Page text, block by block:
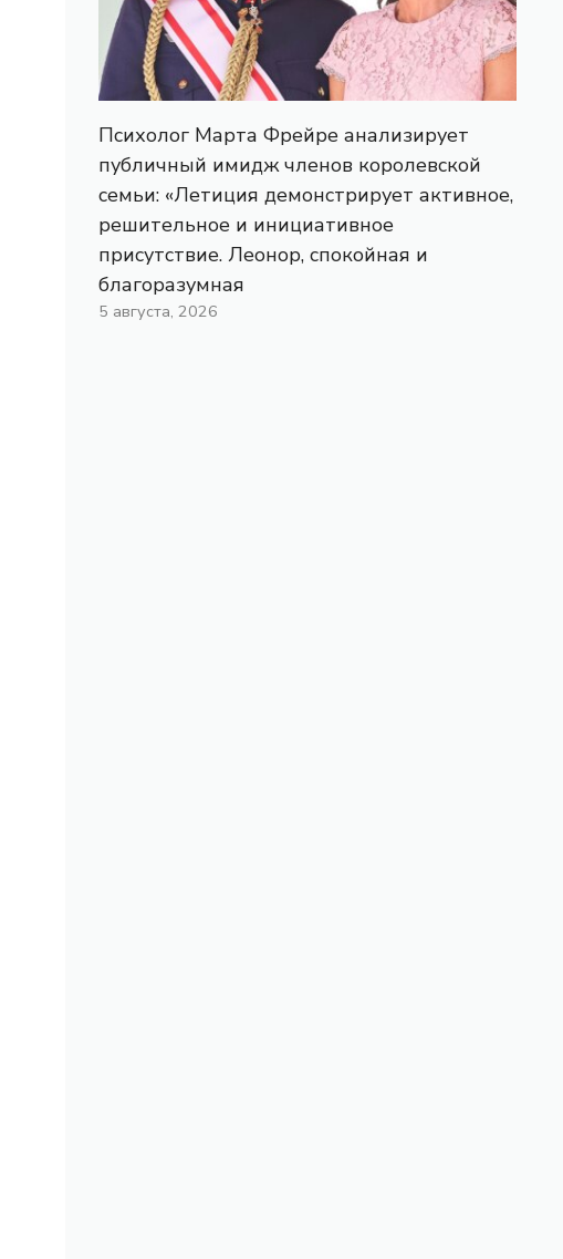
Психолог Марта Фрейре анализирует
публичный имидж членов королевской
семьи: «Летиция демонстрирует активное,
решительное и инициативное
присутствие. Леонор, спокойная и
благоразумная
5 августа, 2026